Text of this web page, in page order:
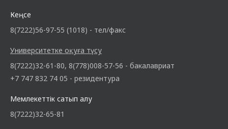
Кеңсе
8(7222)56-97-55 (1018) - тел/факс
Университетке оқуға түсу
8(7222)32-61-80, 8(778)008-57-56 - бакалавриат
+7 747 832 74 05 - резидентура
Мемлекеттік сатып алу
8(7222)32-65-81